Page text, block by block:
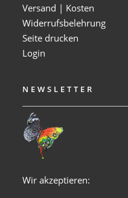
Versand | Kosten
Widerrufsbelehrung
Seite drucken
Login
NEWSLETTER
Wir akzeptieren: